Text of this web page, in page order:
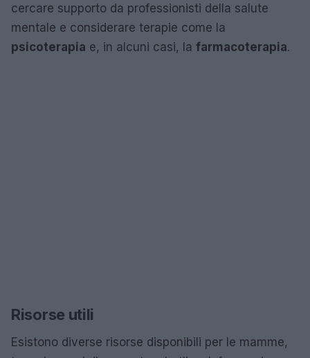
cercare supporto da professionisti della salute
mentale e considerare terapie come la
psicoterapia e, in alcuni casi, la farmacoterapia.
Risorse utili
Esistono diverse risorse disponibili per le mamme,